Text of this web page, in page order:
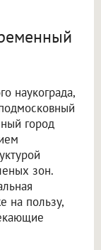
наукограда,
город
зон.
на пользу,